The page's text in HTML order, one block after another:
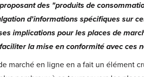
des "produits de
d'informations spécifiques sur
implications pour les places de
la mise en conformité avec ces
marché en ligne en a fait un élément